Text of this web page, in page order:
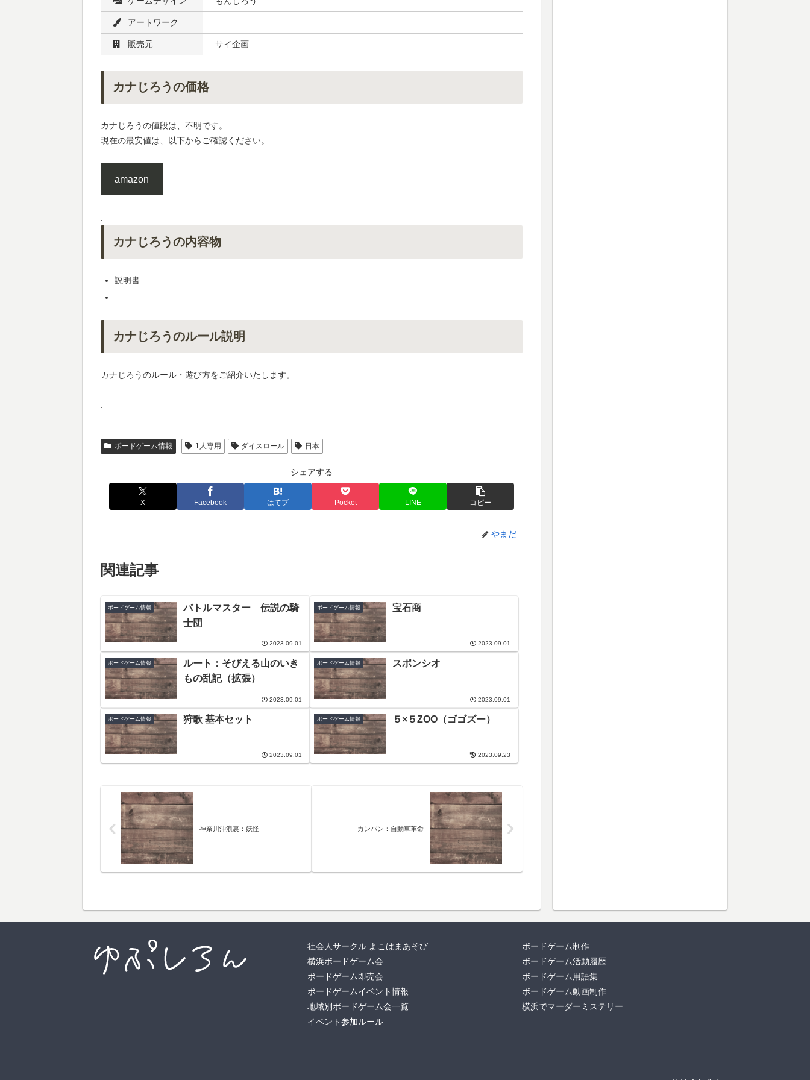
アートワーク
販売元 サイ企画
カナじろうの価格
カナじろうの値段は、不明です。
現在の最安値は、以下からご確認ください。
amazon
.
カナじろうの内容物
説明書
カナじろうのルール説明
カナじろうのルール・遊び方をご紹介いたします。
.
ボードゲーム情報 1人専用 ダイスロール 日本
シェアする
X Facebook はてブ Pocket LINE コピー
やまだ
関連記事
ボードゲーム情報
バトルマスター 伝説の騎
士団
2023.09.01
ボードゲーム情報 宝石商
2023.09.01
ボードゲーム情報
ルート：そびえる山のいき
もの乱記（拡張）
2023.09.01
ボードゲーム情報 スポンシオ
2023.09.01
ボードゲーム情報 狩歌 基本セット
2023.09.01
ボードゲーム情報 ５×５ZOO（ゴゴズー）
2023.09.23
神奈川沖浪裏：妖怪 カンバン：自動車革命
社会人サークル よこはまあそび
横浜ボードゲーム会
ボードゲーム即売会
ボードゲームイベント情報
地域別ボードゲーム会一覧
イベント参加ルール
ボードゲーム制作
ボードゲーム活動履歴
ボードゲーム用語集
ボードゲーム動画制作
横浜でマーダーミステリー